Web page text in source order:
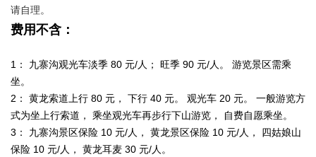
请自理。
费用不含：
1： 九寨沟观光车淡季 80 元/人； 旺季 90 元/人。 游览景区需乘
坐。
2： 黄龙索道上行 80 元， 下行 40 元。 观光车 20 元。 一般游览方
式为坐上行索道， 乘坐观光车再步行下山游览， 自费自愿乘坐。
3： 九寨沟景区保险 10 元/人， 黄龙景区保险 10 元/人， 四姑娘山
保险 10 元/人， 黄龙耳麦 30 元/人。